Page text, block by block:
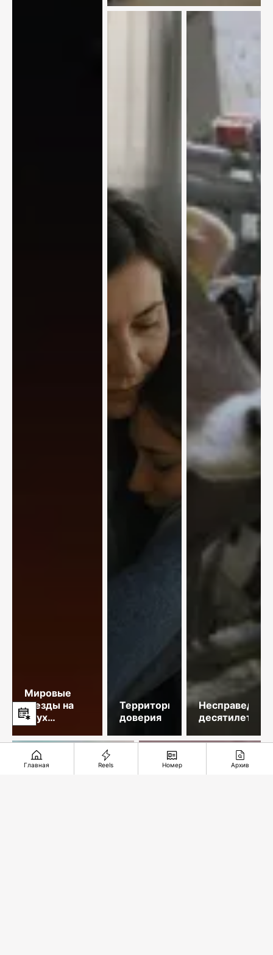
Мировые
звезды на
двух
площадках
столицы
Территория
доверия
десятилетий
Главная Reels Номер Архив